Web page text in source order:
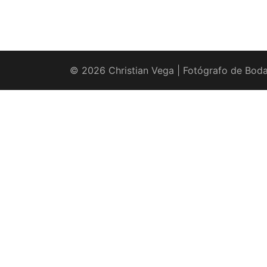
© 2026 Christian Vega | Fotógrafo de